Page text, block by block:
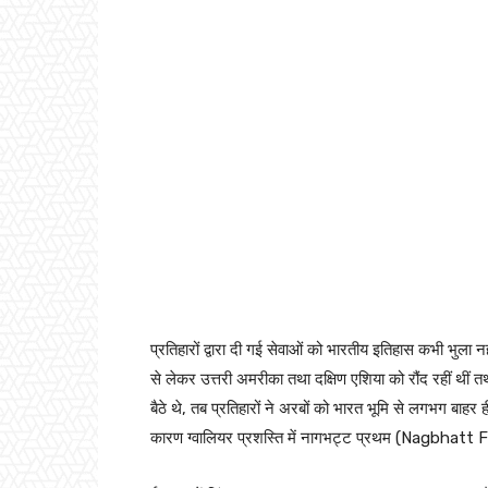
प्रतिहारों द्वारा दी गई सेवाओं को भारतीय इतिहास
से लेकर उत्तरी अमरीका तथा दक्षिण एशिया को रौंद रहीं थीं
बैठे थे, तब प्रतिहारों ने अरबों को भारत भूमि से लगभग
कारण ग्वालियर प्रशस्ति में नागभट्ट प्रथम (Nagbhatt